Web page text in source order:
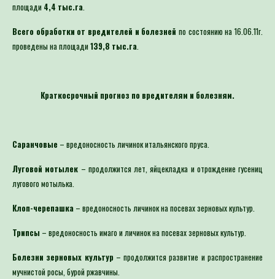
площади 4,4 тыс.га.
Всего обработки от вредителей и болезней по состоянию на 16.06.11г.
проведены на площади 139,8 тыс.га.
Краткосрочный прогноз по вредителям и болезням.
Саранчовые – вредоносность личинок итальянского пруса.
Луговой мотылек – продолжится лет, яйцекладка и отрождение гусениц
лугового мотылька.
Клоп-черепашка – вредоносность личинок на посевах зерновых культур.
Трипсы – вредоносность имаго и личинок на посевах зерновых культур.
Болезни зерновых культур – продолжится развитие и распространение
мучнистой росы, бурой ржавчины.